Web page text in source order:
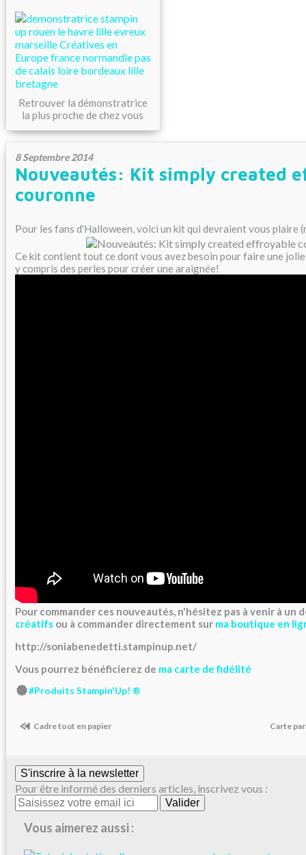
Retrouver la démonstratrice
la plus proche de chez vous
8 Septembre 2014
Nouveautés: Kit simply created
couronne
Pour les fans d'Halloween, voici un kit qui devraient vous plaire
Ce kit contient tout ce dont vous avez besoin pour faire une
y compris des perles pour créer une araignée!
Pour commander ces nouveautés, n'hésitez pas à venir à un
créatifs ou à commander directement sur ma boutique en
http://soniabenedetti.stampinup.net/
Vous pourrez bénéficierez de ma carte de fidélité
#Produits Stampin'Up! ®
Cadre tout en papier Carte
S'inscrire à la newsletter
Pour être informé des derniers articles, inscrivez vous :
Vous aimerez aussi :